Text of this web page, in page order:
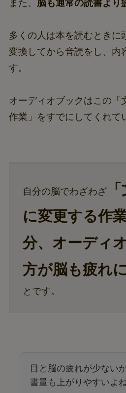
また、 脳も通常の読書より
多くの人は本を読むときに
変換してから音読をし、内
す。
オーディオブックはこの「
作業」をすでにしてくれて
自分の脳でわざわざ
に変更する作
分、オーディ
方が脳も疲れ
とです。
目と脳の疲れが少ない
書量も上がりやすいよね